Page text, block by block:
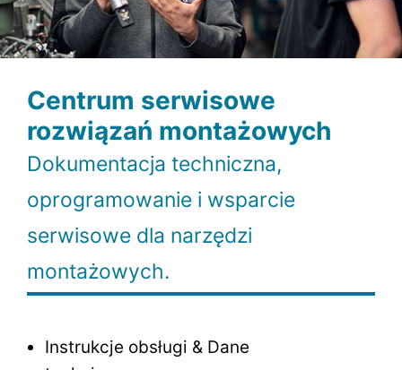
Centrum serwisowe
rozwiązań montażowych
Dokumentacja techniczna,
oprogramowanie i wsparcie
serwisowe dla narzędzi
montażowych.
Instrukcje obsługi & Dane